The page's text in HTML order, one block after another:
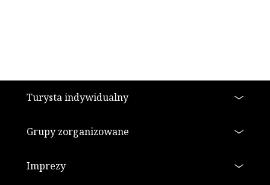
Stopka
Turysta indywidualny
Grupy zorganizowane
Imprezy